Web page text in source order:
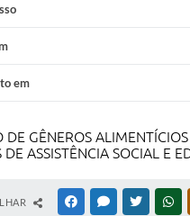
em
DE GÊNEROS
DE ASSISTÊNCIA SOCIAL E
FACEBOOKMESSENGER
TWITTER